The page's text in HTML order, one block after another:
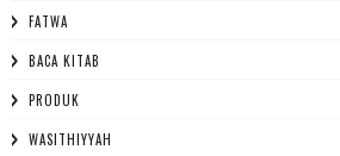
FATWA
BACA KITAB
PRODUK
WASITHIYYAH